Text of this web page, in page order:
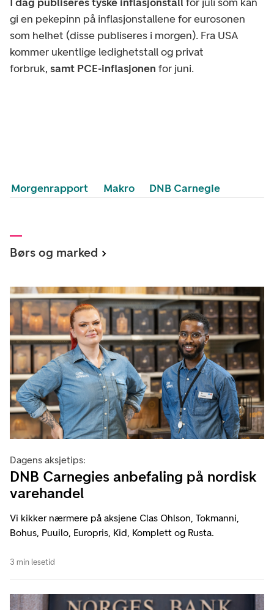
gi en pekepinn på inflasjonstallene for eurosonen
som helhet (disse publiseres i morgen). Fra USA
kommer ukentlige ledighetstall og privat
forbruk, samt PCE-inflasjonen for juni.
Morgenrapport Makro DNB Carnegie
Børs og marked
Dagens aksjetips:
DNB Carnegies anbefaling på nordisk
varehandel
Vi kikker nærmere på aksjene Clas Ohlson, Tokmanni,
Bohus, Puuilo, Europris, Kid, Komplett og Rusta.
3 min lesetid